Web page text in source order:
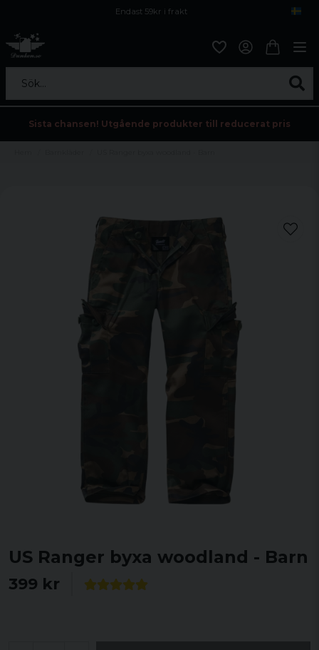
Endast 59kr i frakt
Sök...
Sista chansen! Utgående produkter till reducerat pris
US Ranger byxa woodland - Barn
399 kr